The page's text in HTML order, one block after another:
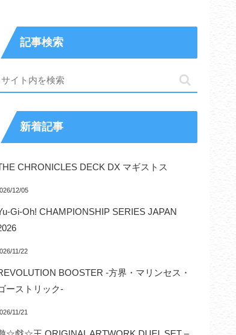
記事検索
新着記事
CHRONICLES DECK DX マギストス
12/05
Gi-Oh! CHAMPIONSHIP SERIES JAPAN
11/22
BOOSTER -方界・マリンセス・
ーストリック-
11/21